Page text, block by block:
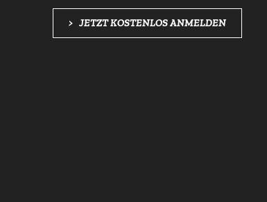
> JETZT KOSTENLOS ANMELDEN